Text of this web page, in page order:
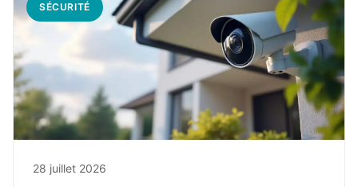
SÉCURITÉ
28 juillet 2026